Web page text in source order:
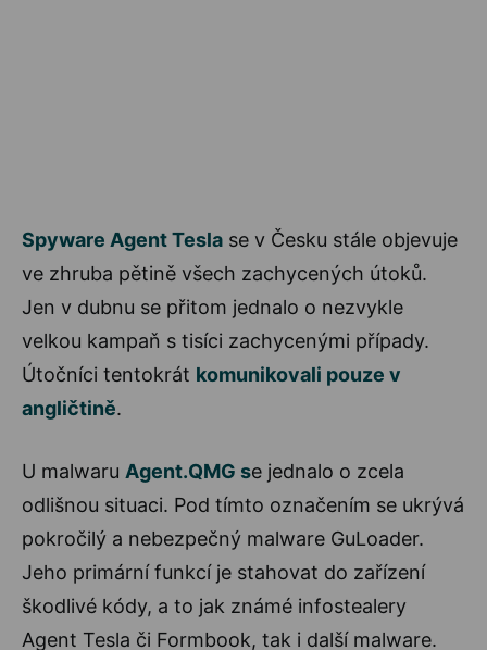
Spyware Agent Tesla se v Česku stále objevuje
ve zhruba pětině všech zachycených útoků.
Jen v dubnu se přitom jednalo o nezvykle
velkou kampaň s tisíci zachycenými případy.
Útočníci tentokrát komunikovali pouze v
angličtině.
U malwaru Agent.QMG se jednalo o zcela
odlišnou situaci. Pod tímto označením se ukrývá
pokročilý a nebezpečný malware GuLoader.
Jeho primární funkcí je stahovat do zařízení
škodlivé kódy, a to jak známé infostealery
Agent Tesla či Formbook, tak i další malware.